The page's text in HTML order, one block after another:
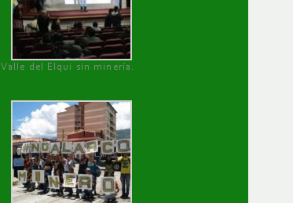
Valle del Elqui sin minería.